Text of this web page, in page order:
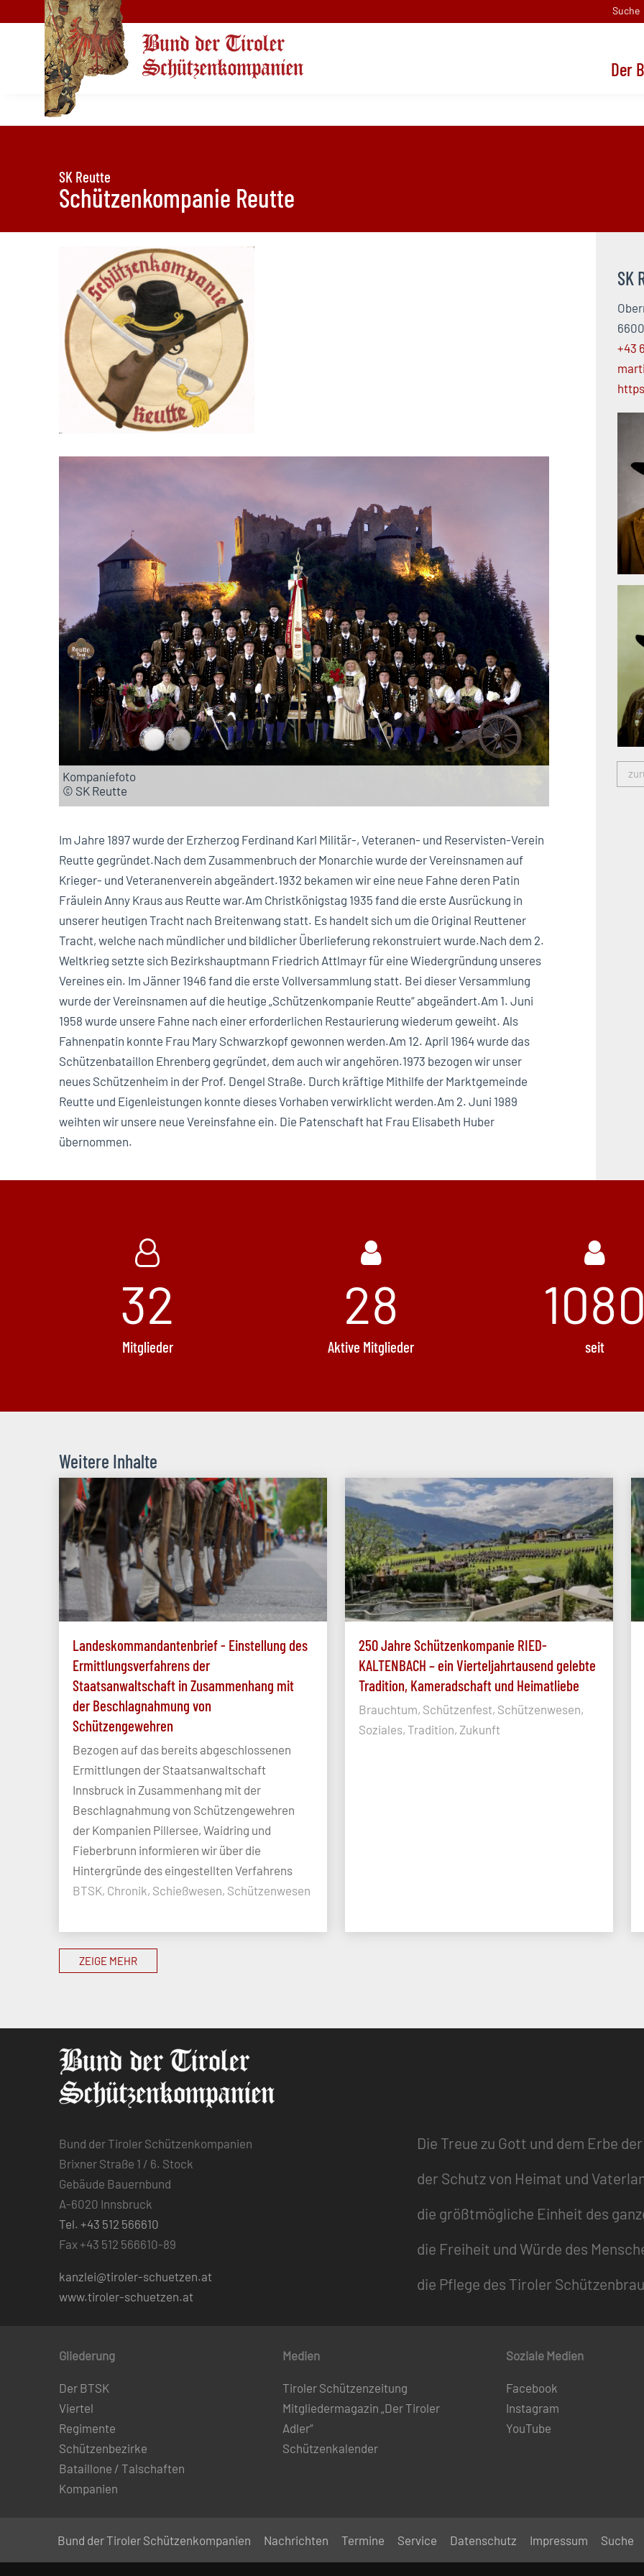
Suche
Der
SK Reutte
Schützenkompanie Reutte
Kompaníefoto
SK Reutte
Im Jahre 1897 wurde der Erzherzog Ferdinand Karl Militär-, Veteranen- und Reservisten-Verein
Reutte gegründet.Nach dem Zusammenbruch der Monarchie wurde der Vereinsnamen auf
Krieger- und Veteranenverein abgeändert.1932 bekamen wir eine neue Fahne deren Patin
Fräulein Anny Kraus aus Reutte war.Am Christkönigstag 1935 fand die erste Ausrückung in
unserer heutigen Tracht nach Breitenwang statt. Es handelt sich um die Original Reuttener
Tracht, welche nach mündlicher und bildlicher Überlieferung rekonstruiert wurde.Nach dem 2.
Weltkrieg setzte sich Bezirkshauptmann Friedrich Attlmayr für eine Wiedergründung unseres
Vereines ein. Im Jänner 1946 fand die erste Vollversammlung statt. Bei dieser Versammlung
wurde der Vereinsnamen auf die heutige „Schützenkompanie Reutte“ abgeändert.Am 1. Juni
1958 wurde unsere Fahne nach einer erforderlichen Restaurierung wiederum geweiht. Als
Fahnenpatin konnte Frau Mary Schwarzkopf gewonnen werden.Am 12. April 1964 wurde das
Schützenbataillon Ehrenberg gegründet, dem auch wir angehören.1973 bezogen wir unser
neues Schützenheim in der Prof. Dengel Straße. Durch kräftige Mithilfe der Marktgemeinde
Reutte und Eigenleistungen konnte dieses Vorhaben verwirklicht werden.Am 2. Juni 1989
weihten wir unsere neue Vereinsfahne ein. Die Patenschaft hat Frau Elisabeth Huber
übernommen.
SK
+43
32
Mitglieder
28
Aktive Mitglieder
1504
seit
Weitere Inhalte
Landeskommandantenbrief - Einstellung des
Ermittlungsverfahrens der
Staatsanwaltschaft in Zusammenhang mit
der Beschlagnahmung von
Schützengewehren
Bezogen auf das bereits abgeschlossenen
Ermittlungen der Staatsanwaltschaft
Innsbruck in Zusammenhang mit der
Beschlagnahmung von Schützengewehren
der Kompanien Pillersee, Waidring und
Fieberbrunn informieren wir über die
Hintergründe des eingestellten Verfahrens
BTSK, Chronik, Schießwesen, Schützenwesen
250 Jahre Schützenkompanie RIED-
KALTENBACH – ein Vierteljahrtausend gelebte
Tradition, Kameradschaft und Heimatliebe
Brauchtum, Schützenfest, Schützenwesen,
Soziales, Tradition, Zukunft
ZEIGE MEHR
Bund der Tiroler Schützenkompanien
Brixner Straße 1 / 6. Stock
Gebäude Bauernbund
A-6020 Innsbruck
Tel. +43 512 566610
Fax +43 512 566610-89
kanzlei@tiroler-schuetzen.at
www.tiroler-schuetzen.at
Die Treue zu Gott und dem Erbe
der Schutz von Heimat und
die größtmögliche Einheit des
die Freiheit und Würde des
die Pflege des Tiroler
Gliederung
Der BTSK
Viertel
Regimente
Schützenbezirke
Bataillone / Talschaften
Kompanien
Medien
Tiroler Schützenzeitung
Mitgliedermagazin „Der Tiroler
Adler“
Schützenkalender
Soziale Medien
Facebook
Instagram
YouTube
Bund der Tiroler Schützenkompanien Nachrichten Termine Service Datenschutz Impressum Suche